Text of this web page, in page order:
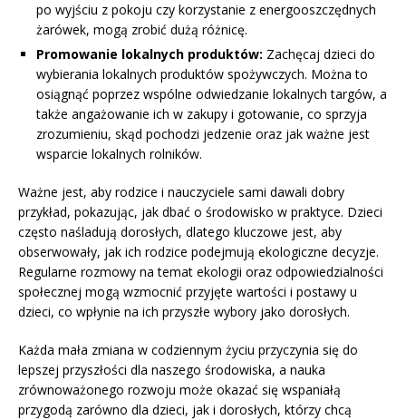
po wyjściu z pokoju czy korzystanie z energooszczędnych
żarówek, mogą zrobić dużą różnicę.
Promowanie lokalnych produktów: Zachęcaj dzieci do
wybierania lokalnych produktów spożywczych. Można to
osiągnąć poprzez wspólne odwiedzanie lokalnych targów, a
także angażowanie ich w zakupy i gotowanie, co sprzyja
zrozumieniu, skąd pochodzi jedzenie oraz jak ważne jest
wsparcie lokalnych rolników.
Ważne jest, aby rodzice i nauczyciele sami dawali dobry
przykład, pokazując, jak dbać o środowisko w praktyce. Dzieci
często naśladują dorosłych, dlatego kluczowe jest, aby
obserwowały, jak ich rodzice podejmują ekologiczne decyzje.
Regularne rozmowy na temat ekologii oraz odpowiedzialności
społecznej mogą wzmocnić przyjęte wartości i postawy u
dzieci, co wpłynie na ich przyszłe wybory jako dorosłych.
Każda mała zmiana w codziennym życiu przyczynia się do
lepszej przyszłości dla naszego środowiska, a nauka
zrównoważonego rozwoju może okazać się wspaniałą
przygodą zarówno dla dzieci, jak i dorosłych, którzy chcą